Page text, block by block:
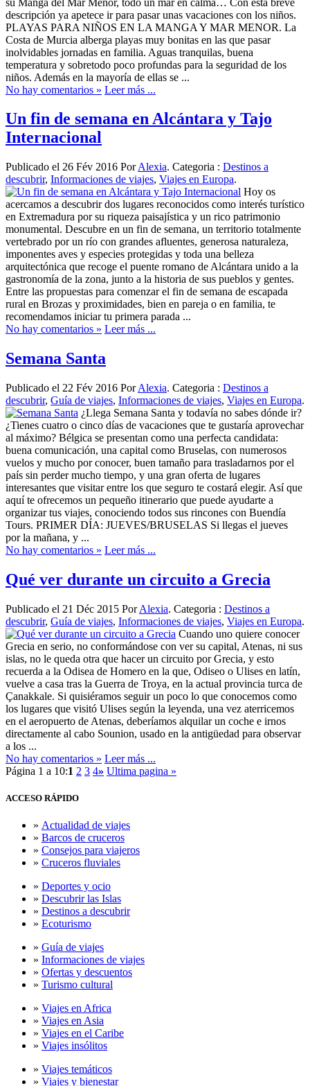
descripción ya apetece ir para pasar unas vacaciones con los niños.
PLAYAS PARA NIÑOS EN LA MANGA Y MAR MENOR. La
Costa de Murcia alberga playas muy bonitas en las que pasar
inolvidables jornadas en familia. Aguas tranquilas, buena
temperatura y sobretodo poco profundas para la seguridad de los
niños. Además en la mayoría de ellas se ...
No hay comentarios » Leer más ...
Un fin de semana en Alcántara y Tajo
Internacional
Publicado el 26 Fév 2016 PorAlexia. Categoria : Destinos a
descubrir, Informaciones de viajes, Viajes en Europa.
Hoy os
acercamos a descubrir dos lugares reconocidos como interés turístico
en Extremadura por su riqueza paisajística y un rico patrimonio
monumental. Descubre en un fin de semana, un territorio totalmente
vertebrado por un río con grandes afluentes, generosa naturaleza,
imponentes aves y especies protegidas y toda una belleza
arquitectónica que recoge el puente romano de Alcántara unido a la
gastronomía de la zona, junto a la historia de sus pueblos y gentes.
Entre las propuestas para comenzar el fin de semana de escapada
rural en Brozas y proximidades, bien en pareja o en familia, te
recomendamos iniciar tu primera parada ...
No hay comentarios » Leer más ...
Semana Santa
Publicado el 22 Fév 2016 PorAlexia. Categoria : Destinos a
descubrir, Guía de viajes, Informaciones de viajes, Viajes en Europa.
¿Llega Semana Santa y todavía no sabes dónde ir?
¿Tienes cuatro o cinco días de vacaciones que te gustaría aprovechar
al máximo? Bélgica se presentan como una perfecta candidata:
buena comunicación, una capital como Bruselas, con numerosos
vuelos y mucho por conocer, buen tamaño para trasladarnos por el
país sin perder mucho tiempo, y una gran oferta de lugares
interesantes que visitar entre los que seguro te costará elegir. Así que
aquí te ofrecemos un pequeño itinerario que puede ayudarte a
organizar tus viajes, conociendo todos sus rincones con Buendía
Tours. PRIMER DÍA: JUEVES/BRUSELAS Si llegas el jueves
por la mañana, y ...
No hay comentarios » Leer más ...
Qué ver durante un circuito a Grecia
Publicado el 21 Déc 2015 PorAlexia. Categoria : Destinos a
descubrir, Guía de viajes, Informaciones de viajes, Viajes en Europa.
Cuando uno quiere conocer
Grecia en serio, no conformándose con ver su capital, Atenas, ni sus
islas, no le queda otra que hacer un circuito por Grecia, y esto
recuerda a la Odisea de Homero en la que, Odiseo o Ulises en latín,
vuelve a casa tras la Guerra de Troya, en la actual provincia turca de
Çanakkale. Si quisiéramos seguir un poco lo que conocemos como
los lugares que visitó Ulises según la leyenda, una vez aterricemos
en el aeropuerto de Atenas, deberíamos alquilar un coche e irnos
directamente al cabo Sounion, usado en la antigüedad para observar
a los ...
No hay comentarios » Leer más ...
Página 1 a 10:1 2 3 4» Ultima pagina »
ACCESO RÁPIDO
» Actualidad de viajes
» Barcos de cruceros
» Consejos para viajeros
» Cruceros fluviales
» Deportes y ocio
» Descubrir las Islas
» Destinos a descubrir
» Ecoturismo
» Guía de viajes
» Informaciones de viajes
» Ofertas y descuentos
» Turismo cultural
» Viajes en Africa
» Viajes en Asia
» Viajes en el Caribe
» Viajes insólitos
» Viajes temáticos
» Viajes y bienestar